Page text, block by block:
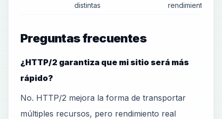
distintas
rendimiento
Preguntas frecuentes
¿HTTP/2 garantiza que mi sitio será más
rápido?
No. HTTP/2 mejora la forma de transportar
múltiples recursos, pero rendimiento real